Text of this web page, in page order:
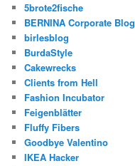
5brote2fische
BERNINA Corporate Blog
birlesblog
BurdaStyle
Cakewrecks
Clients from Hell
Fashion Incubator
Feigenblätter
Fluffy Fibers
Goodbye Valentino
IKEA Hacker